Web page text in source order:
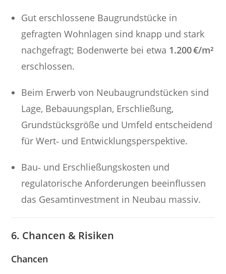
Gut erschlossene Baugrundstücke in
gefragten Wohnlagen sind knapp und stark
nachgefragt; Bodenwerte bei etwa 1.200 €/m²
erschlossen.
Beim Erwerb von Neubaugrundstücken sind
Lage, Bebauungsplan, Erschließung,
Grundstücksgröße und Umfeld entscheidend
für Wert‐ und Entwicklungsperspektive.
Bau‑ und Erschließungskosten und
regulatorische Anforderungen beeinflussen
das Gesamtinvestment in Neubau massiv.
6. Chancen & Risiken
Chancen